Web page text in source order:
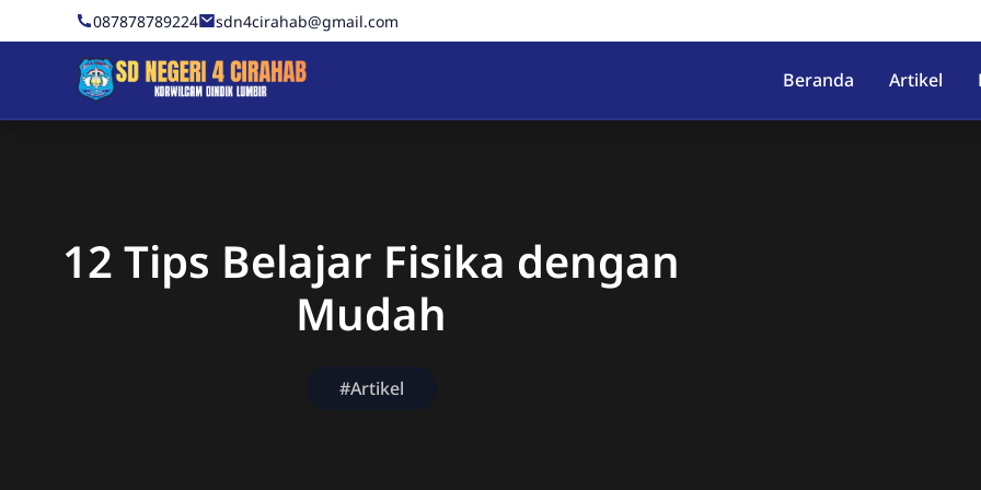
Skip to Content087878789224 sdn4cirahab@gmail.com
Sekolah Dasar Negeri 4 Cirahab, Kec. Lumbir, Kab.
Beranda Artikel
12 Tips Belajar Fisika dengan
Mudah
#Artikel